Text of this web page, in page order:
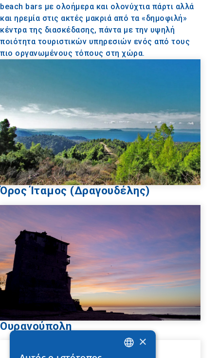
beach bars με ολοήμερα και ολονύχτια πάρτι αλλά
και ηρεμία στις ακτές μακριά από τα «δημοφιλή»
κέντρα της διασκέδασης, πάντα με την υψηλή
ποιότητα τουριστικών υπηρεσιών ενός από τους
πιο οργανωμένους τόπους στη χώρα.
Όρος Ίταμος (Δραγουδέλης)
Ουρανούπολη
×